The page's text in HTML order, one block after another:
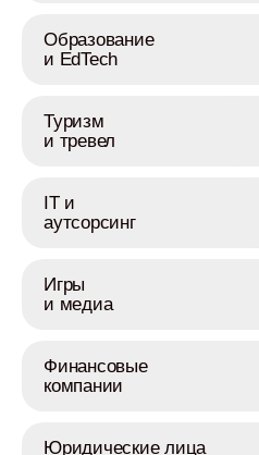
Образование
и EdTech
Туризм
и тревел
IT и
аутсорсинг
Игры
и медиа
Финансовые
компании
Юридические лица